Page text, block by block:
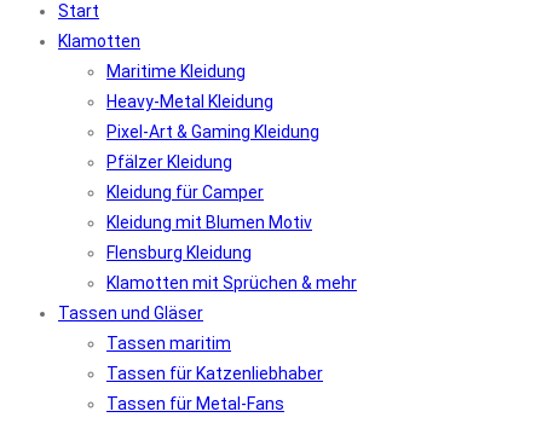
Start
Klamotten
Maritime Kleidung
Heavy-Metal Kleidung
Pixel-Art & Gaming Kleidung
Pfälzer Kleidung
Kleidung für Camper
Kleidung mit Blumen Motiv
Flensburg Kleidung
Klamotten mit Sprüchen & mehr
Tassen und Gläser
Tassen maritim
Tassen für Katzenliebhaber
Tassen für Metal-Fans